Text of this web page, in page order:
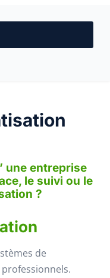
une entreprise
le suivi ou le
?
de